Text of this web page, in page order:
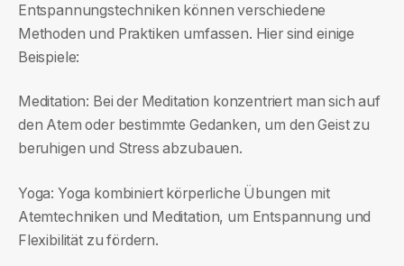
Entspannungstechniken können verschiedene
Methoden und Praktiken umfassen. Hier sind einige
Beispiele:
Meditation: Bei der Meditation konzentriert man sich auf
den Atem oder bestimmte Gedanken, um den Geist zu
beruhigen und Stress abzubauen.
Yoga: Yoga kombiniert körperliche Übungen mit
Atemtechniken und Meditation, um Entspannung und
Flexibilität zu fördern.